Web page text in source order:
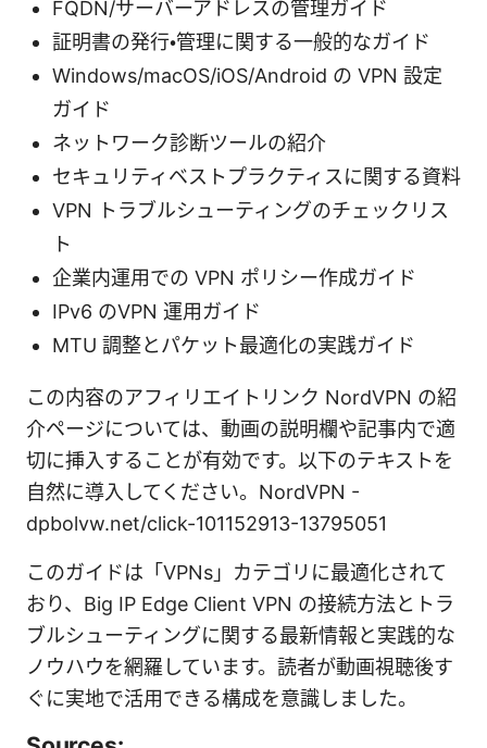
FQDN/サーバーアドレスの管理ガイド
証明書の発行・管理に関する一般的なガイド
Windows/macOS/iOS/Android の VPN 設定
ガイド
ネットワーク診断ツールの紹介
セキュリティベストプラクティスに関する資料
VPN トラブルシューティングのチェックリス
ト
企業内運用での VPN ポリシー作成ガイド
IPv6 のVPN 運用ガイド
MTU 調整とパケット最適化の実践ガイド
この内容のアフィリエイトリンク NordVPN の紹
介ページについては、動画の説明欄や記事内で適
切に挿入することが有効です。以下のテキストを
自然に導入してください。NordVPN -
dpbolvw.net/click-101152913-13795051
このガイドは「VPNs」カテゴリに最適化されて
おり、Big IP Edge Client VPN の接続方法とトラ
ブルシューティングに関する最新情報と実践的な
ノウハウを網羅しています。読者が動画視聴後す
ぐに実地で活用できる構成を意識しました。